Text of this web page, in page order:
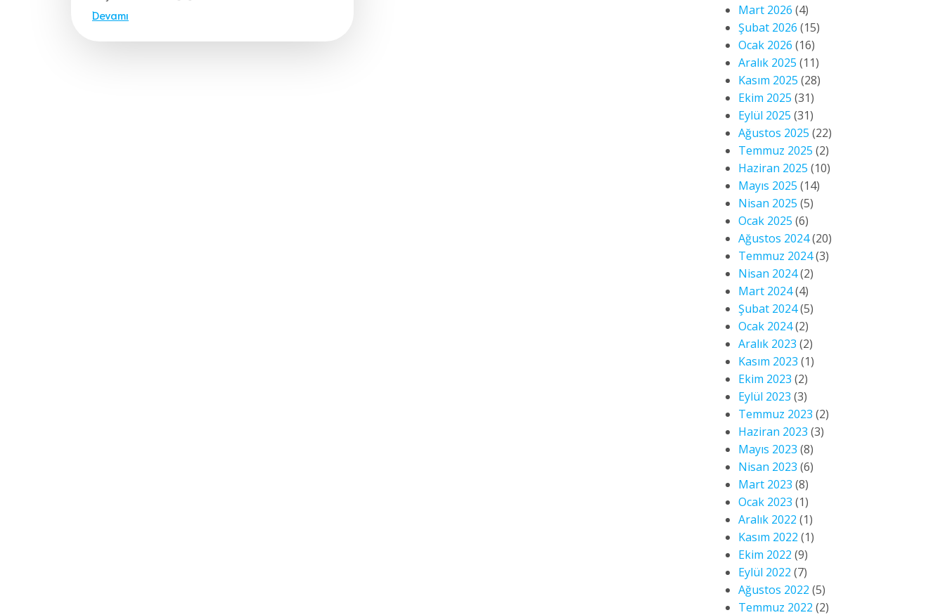
Devamı Mart 2026 (4)
Şubat 2026 (15)
Ocak 2026 (16)
Aralık 2025 (11)
Kasım 2025 (28)
Ekim 2025 (31)
Eylül 2025 (31)
Ağustos 2025 (22)
Temmuz 2025 (2)
Haziran 2025 (10)
Mayıs 2025 (14)
Nisan 2025 (5)
Ocak 2025 (6)
Ağustos 2024(20)
Temmuz 2024(3)
Nisan 2024(2)
Mart 2024(4)
Şubat 2024(5)
Ocak 2024(2)
Aralık 2023 (2)
Kasım 2023 (1)
Ekim 2023 (2)
Eylül 2023 (3)
Temmuz 2023 (2)
Haziran 2023 (3)
Mayıs 2023 (8)
Nisan 2023 (6)
Mart 2023 (8)
Ocak 2023 (1)
Aralık 2022 (1)
Kasım 2022 (1)
Ekim 2022 (9)
Eylül 2022 (7)
Ağustos 2022 (5)
Temmuz 2022 (2)